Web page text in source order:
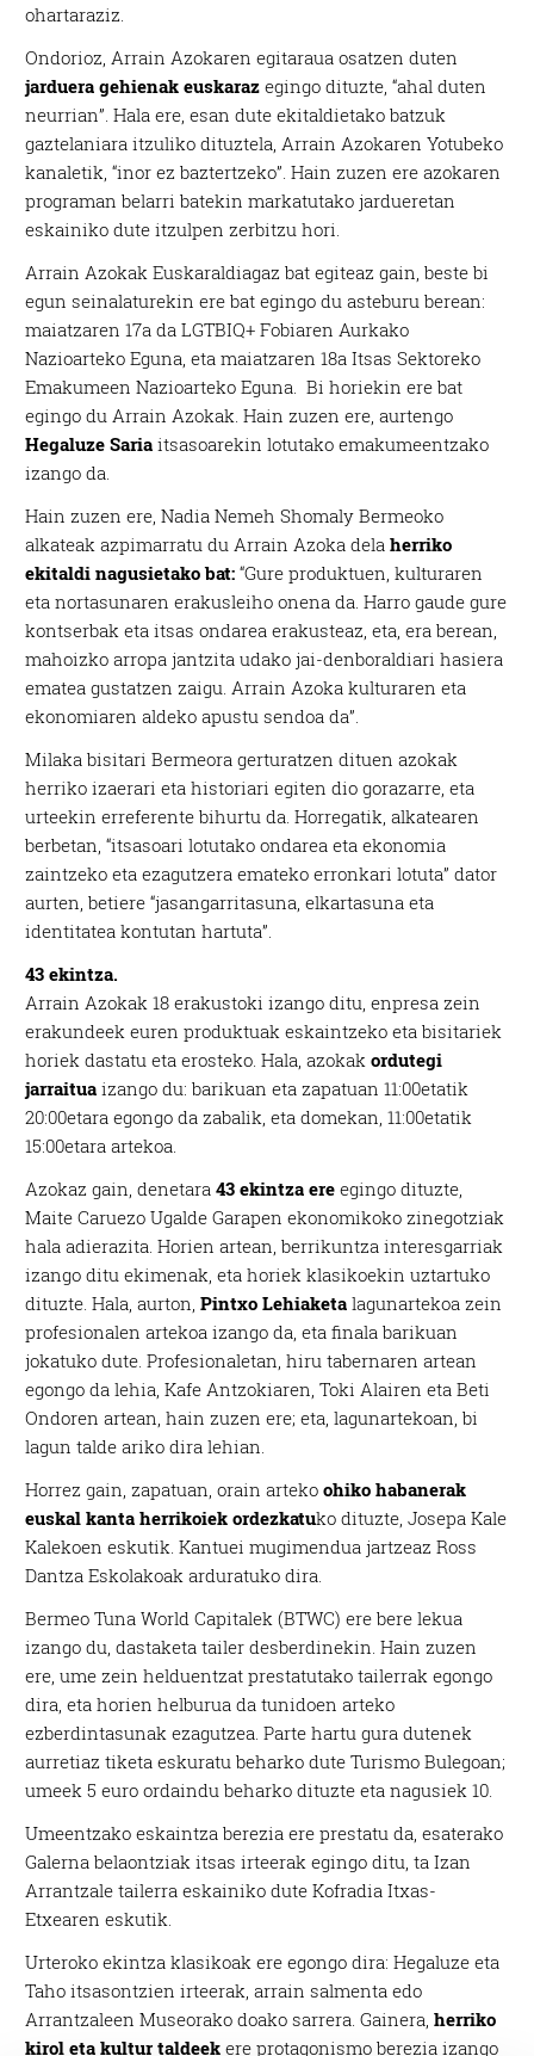
ohartaraziz.
Ondorioz, Arrain Azokaren egitaraua osatzen duten
jarduera gehienak euskaraz egingo dituzte, “ahal duten
neurrian”. Hala ere, esan dute ekitaldietako batzuk
gaztelaniara itzuliko dituztela, Arrain Azokaren Yotubeko
kanaletik, “inor ez baztertzeko”. Hain zuzen ere azokaren
programan belarri batekin markatutako jardueretan
eskainiko dute itzulpen zerbitzu hori.
Arrain Azokak Euskaraldiagaz bat egiteaz gain, beste bi
egun seinalaturekin ere bat egingo du asteburu berean:
maiatzaren 17a da LGTBIQ+ Fobiaren Aurkako
Nazioarteko Eguna, eta maiatzaren 18a Itsas Sektoreko
Emakumeen Nazioarteko Eguna. Bi horiekin ere bat
egingo du Arrain Azokak. Hain zuzen ere, aurtengo
Hegaluze Saria itsasoarekin lotutako emakumeentzako
izango da.
Hain zuzen ere, Nadia Nemeh Shomaly Bermeoko
alkateak azpimarratu du Arrain Azoka delaherriko
ekitaldi nagusietako bat: “Gure produktuen, kulturaren
eta nortasunaren erakusleiho onena da. Harro gaude gure
kontserbak eta itsas ondarea erakusteaz, eta, era berean,
mahoizko arropa jantzita udako jai-denboraldiari hasiera
ematea gustatzen zaigu. Arrain Azoka kulturaren eta
ekonomiaren aldeko apustu sendoa da”.
Milaka bisitari Bermeora gerturatzen dituen azokak
herriko izaerari eta historiari egiten dio gorazarre, eta
urteekin erreferente bihurtu da. Horregatik, alkatearen
berbetan, “itsasoari lotutako ondarea eta ekonomia
zaintzeko eta ezagutzera emateko erronkari lotuta” dator
aurten, betiere “jasangarritasuna, elkartasuna eta
identitatea kontutan hartuta”.
43 ekintza.
Arrain Azokak 18 erakustoki izango ditu, enpresa zein
erakundeek euren produktuak eskaintzeko eta bisitariek
horiek dastatu eta erosteko. Hala, azokakordutegi
jarraitua izango du: barikuan eta zapatuan 11:00etatik
20:00etara egongo da zabalik, eta domekan, 11:00etatik
15:00etara artekoa.
Azokaz gain, denetara43 ekintza ere egingo dituzte,
Maite Caruezo Ugalde Garapen ekonomikoko zinegotziak
hala adierazita. Horien artean, berrikuntza interesgarriak
izango ditu ekimenak, eta horiek klasikoekin uztartuko
dituzte. Hala, aurton,Pintxo Lehiaketa lagunartekoa zein
profesionalen artekoa izango da, eta finala barikuan
jokatuko dute. Profesionaletan, hiru tabernaren artean
egongo da lehia, Kafe Antzokiaren, Toki Alairen eta Beti
Ondoren artean, hain zuzen ere; eta, lagunartekoan, bi
lagun talde ariko dira lehian.
Horrez gain, zapatuan, orain artekoohiko habanerak
euskal kanta herrikoiek ordezkatuko dituzte, Josepa Kale
Kalekoen eskutik. Kantuei mugimendua jartzeaz Ross
Dantza Eskolakoak arduratuko dira.
Bermeo Tuna World Capitalek (BTWC) ere bere lekua
izango du, dastaketa tailer desberdinekin. Hain zuzen
ere, ume zein helduentzat prestatutako tailerrak egongo
dira, eta horien helburua da tunidoen arteko
ezberdintasunak ezagutzea. Parte hartu gura dutenek
aurretiaz tiketa eskuratu beharko dute Turismo Bulegoan;
umeek 5 euro ordaindu beharko dituzte eta nagusiek 10.
Umeentzako eskaintza berezia ere prestatu da, esaterako
Galerna belaontziak itsas irteerak egingo ditu, ta Izan
Arrantzale tailerra eskainiko dute Kofradia Itxas-
Etxearen eskutik.
Urteroko ekintza klasikoak ere egongo dira: Hegaluze eta
Taho itsasontzien irteerak, arrain salmenta edo
Arrantzaleen Museorako doako sarrera. Gainera, herriko
kirol eta kultur taldeek ere protagonismo berezia izango